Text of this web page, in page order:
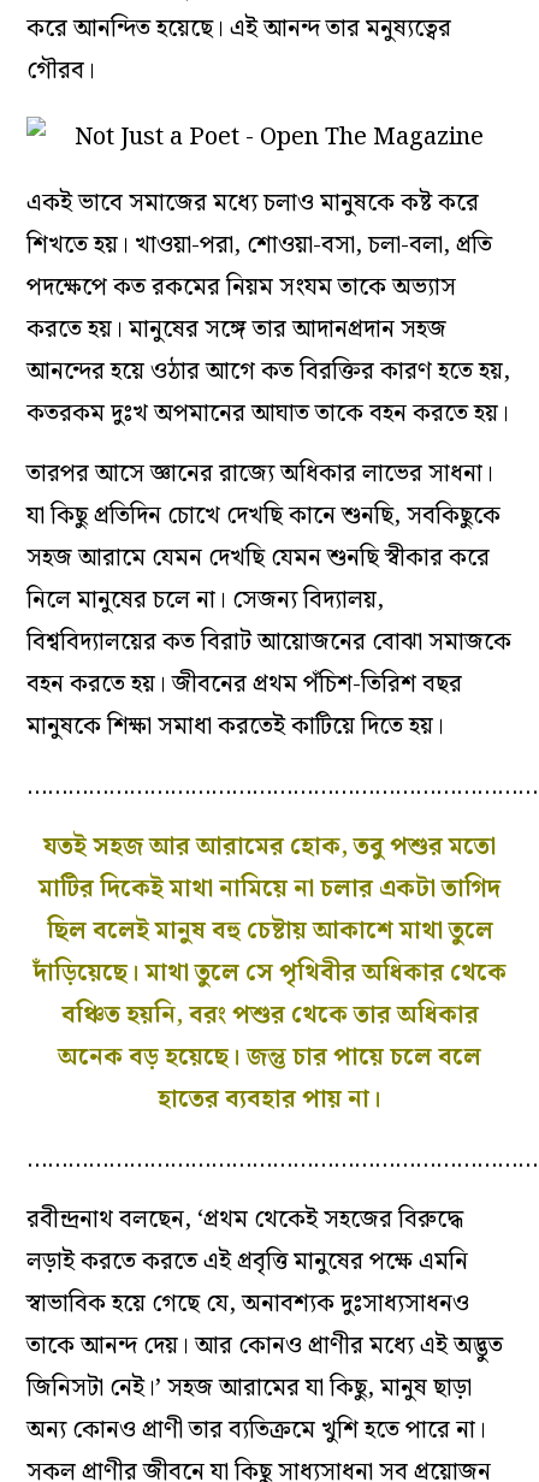
করে আনন্দিত হয়েছে। এই আনন্দ তার মনুষ্যত্বের
গৌরব।
একই ভাবে সমাজের মধ্যে চলাও মানুষকে কষ্ট করে
শিখতে হয়। খাওয়া-পরা, শোওয়া-বসা, চলা-বলা, প্রতি
পদক্ষেপে কত রকমের নিয়ম সংযম তাকে অভ্যাস
করতে হয়। মানুষের সঙ্গে তার আদানপ্রদান সহজ
আনন্দের হয়ে ওঠার আগে কত বিরক্তির কারণ হতে হয়,
কতরকম দুঃখ অপমানের আঘাত তাকে বহন করতে হয়।
তারপর আসে জ্ঞানের রাজ্যে অধিকার লাভের সাধনা।
যা কিছু প্রতিদিন চোখে দেখছি কানে শুনছি, সবকিছুকে
সহজ আরামে যেমন দেখছি যেমন শুনছি স্বীকার করে
নিলে মানুষের চলে না। সেজন্য বিদ্যালয়,
বিশ্ববিদ্যালয়ের কত বিরাট আয়োজনের বোঝা সমাজকে
বহন করতে হয়। জীবনের প্রথম পঁচিশ-তিরিশ বছর
মানুষকে শিক্ষা সমাধা করতেই কাটিয়ে দিতে হয়।
যতই সহজ আর আরামের হোক, তবু পশুর মতো
মাটির দিকেই মাথা নামিয়ে না চলার একটা তাগিদ
ছিল বলেই মানুষ বহু চেষ্টায় আকাশে মাথা তুলে
দাঁড়িয়েছে। মাথা তুলে সে পৃথিবীর অধিকার থেকে
বঞ্চিত হয়নি, বরং পশুর থেকে তার অধিকার
অনেক বড় হয়েছে। জন্তু চার পায়ে চলে বলে
হাতের ব্যবহার পায় না।
রবীন্দ্রনাথ বলছেন, ‘প্রথম থেকেই সহজের বিরুদ্ধে
লড়াই করতে করতে এই প্রবৃত্তি মানুষের পক্ষে এমনি
স্বাভাবিক হয়ে গেছে যে, অনাবশ্যক দুঃসাধ্যসাধনও
তাকে আনন্দ দেয়। আর কোনও প্রাণীর মধ্যে এই অদ্ভুত
জিনিসটা নেই।’ সহজ আরামের যা কিছু, মানুষ ছাড়া
অন্য কোনও প্রাণী তার ব্যতিক্রমে খুশি হতে পারে না।
সকল প্রাণীর জীবনে যা কিছু সাধ্যসাধনা সব প্রয়োজন